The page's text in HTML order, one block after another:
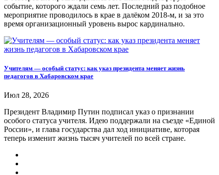
событие, которого ждали семь лет. Последний раз подобное
мероприятие проводилось в крае в далёком 2018-м, и за это
время организационный уровень вырос кардинально.
Учителям — особый статус: как указ президента меняет жизнь
педагогов в Хабаровском крае
Июл 28, 2026
Президент Владимир Путин подписал указ о признании
особого статуса учителя. Идею поддержали на съезде «Единой
России», и глава государства дал ход инициативе, которая
теперь изменит жизнь тысяч учителей по всей стране.